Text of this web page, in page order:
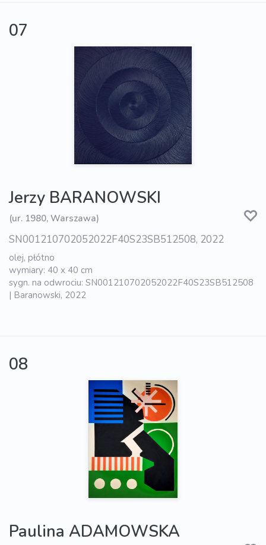
07
Jerzy BARANOWSKI
(ur. 1980, Warszawa)
SN001210702052022F40S23SB512508, 2022
olej, płótno
wymiary: 40 x 40 cm
sygn. na odwrociu: SN001210702052022F40S23SB512508
| Baranowski, 2022
08
Paulina ADAMOWSKA